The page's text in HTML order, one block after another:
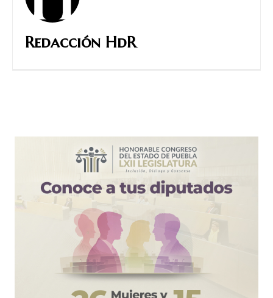
Redacción HdR